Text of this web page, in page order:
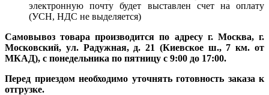
электронную почту будет выставлен счет на оплату
(УСН, НДС не выделяется)
Самовывоз товара производится по адресу г. Москва, г.
Московский, ул. Радужная, д. 21 (Киевское ш., 7 км. от
МКАД), с понедельника по пятницу с 9:00 до 17:00.
Перед приездом необходимо уточнять готовность заказа к
отгрузке.